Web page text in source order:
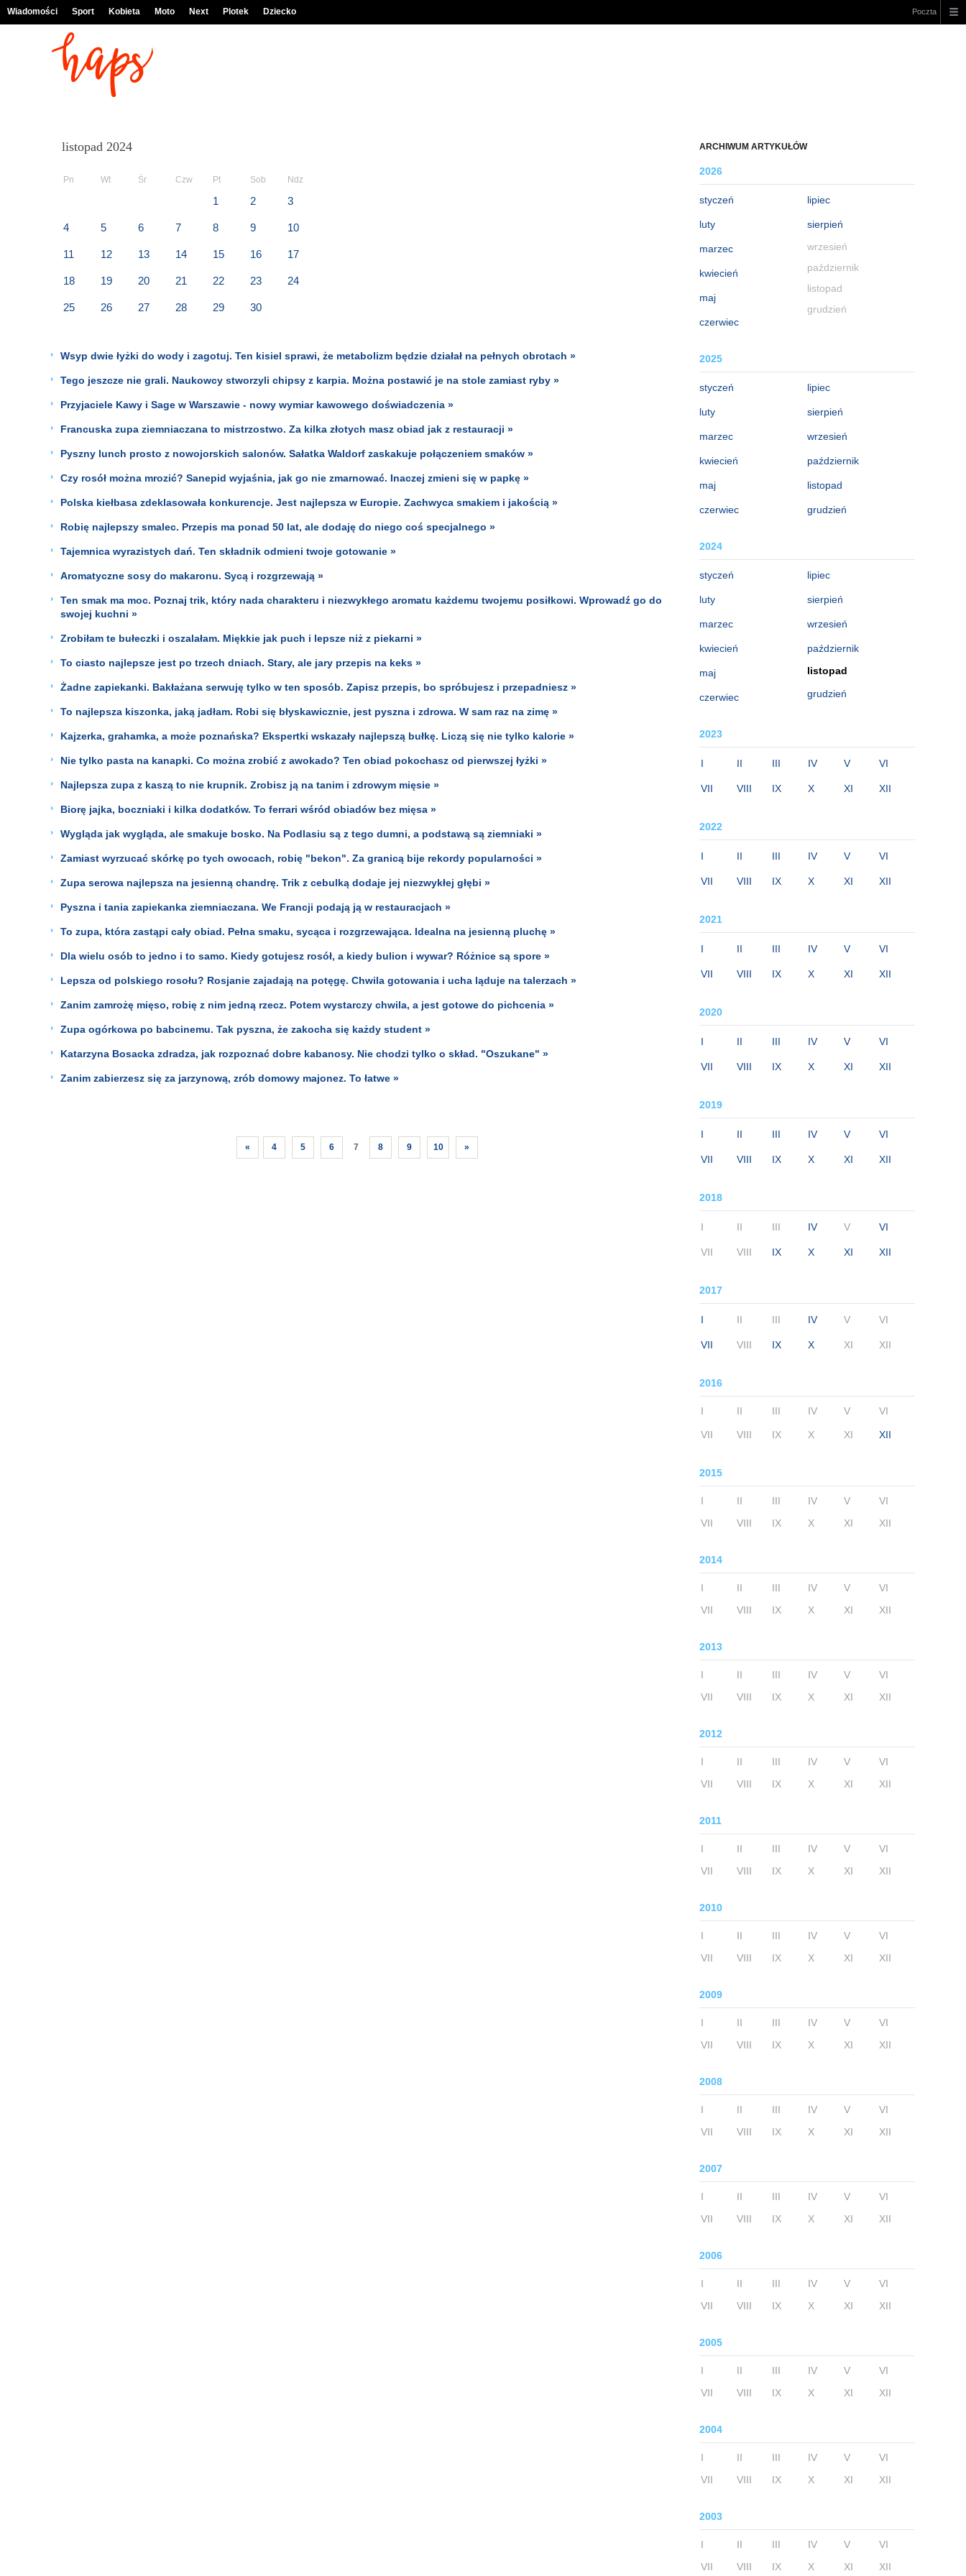
Wiadomości Sport Kobieta Moto Next Plotek Dziecko Poczta
ARCHIWUM ARTYKUŁÓW
2026
styczeń
luty
marzec
kwiecień
maj
czerwiec
lipiec
sierpień
wrzesień
październik
listopad
grudzień
2025
styczeń
luty
marzec
kwiecień
maj
czerwiec
lipiec
sierpień
wrzesień
październik
listopad
grudzień
2024
styczeń
luty
marzec
kwiecień
maj
czerwiec
lipiec
sierpień
wrzesień
październik
listopad
grudzień
2023
I II III IV V VI
VII VIII IX X XI XII
2022
I II III IV V VI
VII VIII IX X XI XII
2021
I II III IV V VI
VII VIII IX X XI XII
2020
I II III IV V VI
VII VIII IX X XI XII
2019
I II III IV V VI
VII VIII IX X XI XII
2018
I II III IV V VI
VII VIII IX X XI XII
2017
I II III IV V VI
VII VIII IX X XI XII
2016
I II III IV V VI
VII VIII IX X XI XII
2015
I II III IV V
VI
VII
VIII IX X XI XII
2014
I II III IV V
VI
VII
VIII IX X XI XII
2013
I II III IV V
VI
VII
VIII IX X XI XII
2012
I II III IV V
VI
VII
VIII IX X XI XII
2011
I II III IV V
VI
VII
VIII IX X XI XII
2010
I II III IV V
VI
VII
VIII IX X XI XII
2009
I II III IV V
VI
VII
VIII IX X XI XII
2008
I II III IV V
VI
VII
VIII IX X XI XII
2007
I II III IV V
VI
VII
VIII IX X XI XII
2006
I II III IV V
VI
VII
VIII IX X XI XII
2005
I II III IV V
VI
VII
VIII IX X XI XII
2004
I II III IV V
VI
VII
VIII IX X XI XII
2003
I II III IV V
VI
VII
VIII IX X XI XII
listopad 2024
Pn Wt Śr Czw Pt Sob Ndz
1 2 3
4 5 6 7 8 9 10
11 12 13 14 15 16 17
18 19 20 21 22 23 24
25 26 27 28 29 30
Wsyp dwie łyżki do wody i zagotuj. Ten kisiel sprawi, że metabolizm będzie działał na pełnych obrotach »
Tego jeszcze nie grali. Naukowcy stworzyli chipsy z karpia. Można postawić je na stole zamiast ryby »
Przyjaciele Kawy i Sage w Warszawie - nowy wymiar kawowego doświadczenia »
Francuska zupa ziemniaczana to mistrzostwo. Za kilka złotych masz obiad jak z restauracji »
Pyszny lunch prosto z nowojorskich salonów. Sałatka Waldorf zaskakuje połączeniem smaków »
Czy rosół można mrozić? Sanepid wyjaśnia, jak go nie zmarnować. Inaczej zmieni się w papkę »
Polska kiełbasa zdeklasowała konkurencje. Jest najlepsza w Europie. Zachwyca smakiem i jakością »
Robię najlepszy smalec. Przepis ma ponad 50 lat, ale dodaję do niego coś specjalnego »
Tajemnica wyrazistych dań. Ten składnik odmieni twoje gotowanie »
Aromatyczne sosy do makaronu. Sycą i rozgrzewają »
Ten smak ma moc. Poznaj trik, który nada charakteru i niezwykłego aromatu każdemu twojemu posiłkowi. Wprowadź go do
swojej kuchni »
Zrobiłam te bułeczki i oszalałam. Miękkie jak puch i lepsze niż z piekarni »
To ciasto najlepsze jest po trzech dniach. Stary, ale jary przepis na keks »
Żadne zapiekanki. Bakłażana serwuję tylko w ten sposób. Zapisz przepis, bo spróbujesz i przepadniesz »
To najlepsza kiszonka, jaką jadłam. Robi się błyskawicznie, jest pyszna i zdrowa. W sam raz na zimę »
Kajzerka, grahamka, a może poznańska? Ekspertki wskazały najlepszą bułkę. Liczą się nie tylko kalorie »
Nie tylko pasta na kanapki. Co można zrobić z awokado? Ten obiad pokochasz od pierwszej łyżki »
Najlepsza zupa z kaszą to nie krupnik. Zrobisz ją na tanim i zdrowym mięsie »
Biorę jajka, boczniaki i kilka dodatków. To ferrari wśród obiadów bez mięsa »
Wygląda jak wygląda, ale smakuje bosko. Na Podlasiu są z tego dumni, a podstawą są ziemniaki »
Zamiast wyrzucać skórkę po tych owocach, robię "bekon". Za granicą bije rekordy popularności »
Zupa serowa najlepsza na jesienną chandrę. Trik z cebulką dodaje jej niezwykłej głębi »
Pyszna i tania zapiekanka ziemniaczana. We Francji podają ją w restauracjach »
To zupa, która zastąpi cały obiad. Pełna smaku, sycąca i rozgrzewająca. Idealna na jesienną pluchę »
Dla wielu osób to jedno i to samo. Kiedy gotujesz rosół, a kiedy bulion i wywar? Różnice są spore »
Lepsza od polskiego rosołu? Rosjanie zajadają na potęgę. Chwila gotowania i ucha ląduje na talerzach »
Zanim zamrożę mięso, robię z nim jedną rzecz. Potem wystarczy chwila, a jest gotowe do pichcenia »
Zupa ogórkowa po babcinemu. Tak pyszna, że zakocha się każdy student »
Katarzyna Bosacka zdradza, jak rozpoznać dobre kabanosy. Nie chodzi tylko o skład. "Oszukane" »
Zanim zabierzesz się za jarzynową, zrób domowy majonez. To łatwe »
« 4 5 6 7 8 9 10 »